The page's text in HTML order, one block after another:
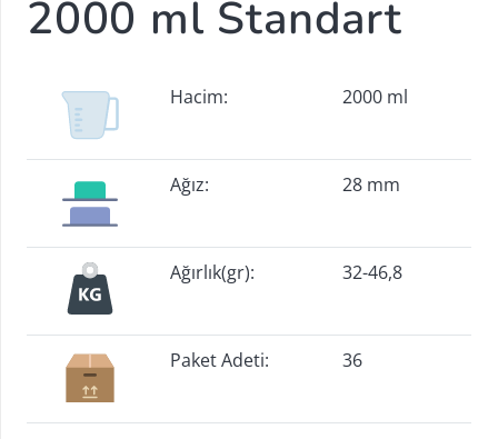
2000 ml Standart
Hacim: 2000 ml
Ağız: 28 mm
Ağırlık(gr): 32-46,8
Paket Adeti: 36